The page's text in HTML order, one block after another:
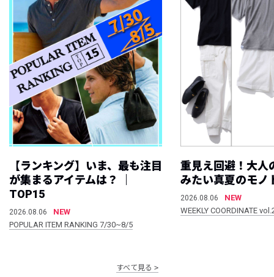
【ランキング】いま、最も注目
が集まるアイテムは？ ｜
TOP15
2026.08.06
NEW
POPULAR ITEM RANKING 7/30~8/5
重見え回避！大人
みたい真夏のモノ
2026.08.06
NEW
WEEKLY COORDINATE
すべて見る